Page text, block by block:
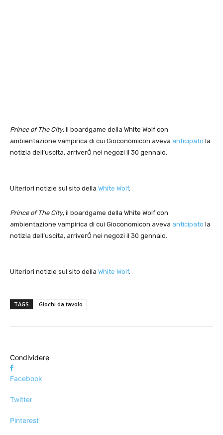
Prince of The City, il boardgame della White Wolf con
ambientazione vampirica di cui Gioconomicon aveva anticipato la
notizia dell’uscita, arriverÓ nei negozi il 30 gennaio.
Ulteriori notizie sul sito della White Wolf.
Prince of The City, il boardgame della White Wolf con
ambientazione vampirica di cui Gioconomicon aveva anticipato la
notizia dell’uscita, arriverÓ nei negozi il 30 gennaio.
Ulteriori notizie sul sito della White Wolf.
TAGS Giochi da tavolo
Condividere
Facebook
Twitter
Pinterest